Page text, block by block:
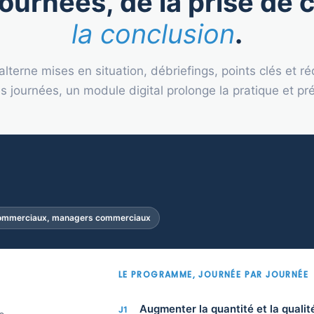
la conclusion.
mises en situation, débriefings, points clés et
journées, un module digital prolonge la pratique et
managers commerciaux
LE PROGRAMME, JOURNÉE PAR JOURNÉE
J1 Augmenter la quantité et la